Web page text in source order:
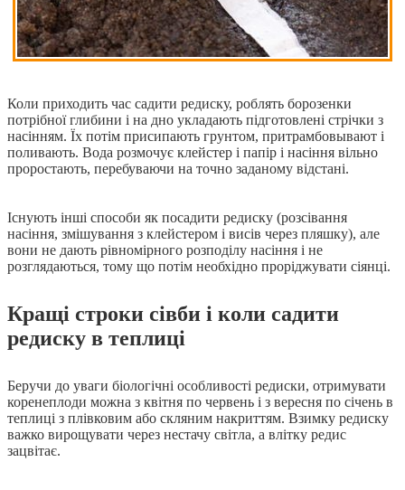
Коли приходить час садити редиску, роблять борозенки
потрібної глибини і на дно укладають підготовлені стрічки з
насінням. Їх потім присипають грунтом, притрамбовывают і
поливають. Вода розмочує клейстер і папір і насіння вільно
проростають, перебуваючи на точно заданому відстані.
Існують інші способи як посадити редиску (розсівання
насіння, змішування з клейстером і висів через пляшку), але
вони не дають рівномірного розподілу насіння і не
розглядаються, тому що потім необхідно проріджувати сіянці.
Кращі строки сівби і коли садити
редиску в теплиці
Беручи до уваги біологічні особливості редиски, отримувати
коренеплоди можна з квітня по червень і з вересня по січень в
теплиці з плівковим або скляним накриттям. Взимку редиску
важко вирощувати через нестачу світла, а влітку редис
зацвітає.